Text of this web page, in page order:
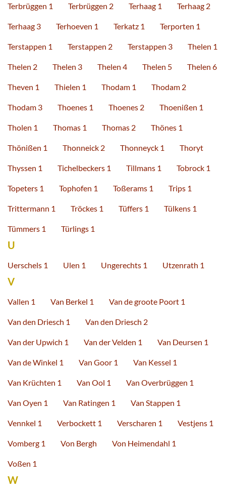
Terbrüggen 1 Terbrüggen 2 Terhaag 1 Terhaag 2
Terhaag 3 Terhoeven 1 Terkatz 1 Terporten 1
Terstappen 1 Terstappen 2 Terstappen 3 Thelen 1
Thelen 2 Thelen 3 Thelen 4 Thelen 5 Thelen 6
Theven 1 Thielen 1 Thodam 1 Thodam 2
Thodam 3 Thoenes 1 Thoenes 2 Thoenißen 1
Tholen 1 Thomas 1 Thomas 2 Thönes 1
Thönißen 1 Thonneick 2 Thonneyck 1 Thoryt
Thyssen 1 Tichelbeckers 1 Tillmans 1 Tobrock 1
Topeters 1 Tophofen 1 Toßerams 1 Trips 1
Trittermann 1 Tröckes 1 Tüffers 1 Tülkens 1
Tümmers 1 Türlings 1
U
Uerschels 1 Ulen 1 Ungerechts 1 Utzenrath 1
V
Vallen 1 Van Berkel 1 Van de groote Poort 1
Van den Driesch 1 Van den Driesch 2
Van der Upwich 1 Van der Velden 1 Van Deursen 1
Van de Winkel 1 Van Goor 1 Van Kessel 1
Van Krüchten 1 Van Ool 1 Van Overbrüggen 1
Van Oyen 1 Van Ratingen 1 Van Stappen 1
Vennkel 1 Verbockett 1 Verscharen 1 Vestjens 1
Vomberg 1 Von Bergh Von Heimendahl 1
Voßen 1
W